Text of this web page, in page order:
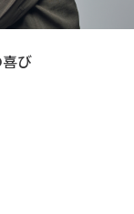
び